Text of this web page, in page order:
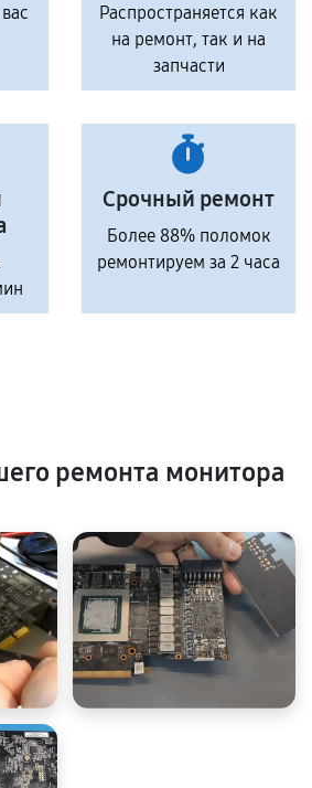
Распространяется как
на ремонт, так и на
запчасти
Срочный ремонт
Более 88% поломок
ремонтируем за 2 часа
ремонта монитора